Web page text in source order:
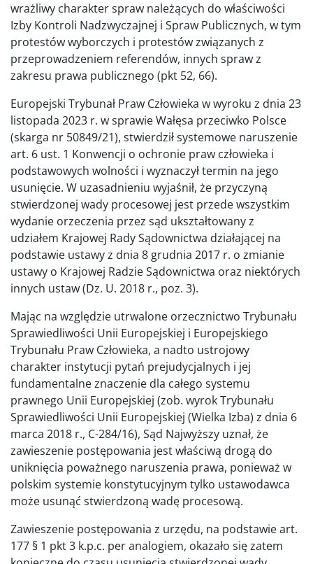
wrażliwy charakter spraw należących do właściwości
Izby Kontroli Nadzwyczajnej i Spraw Publicznych, w tym
protestów wyborczych i protestów związanych z
przeprowadzeniem referendów, innych spraw z
zakresu prawa publicznego (pkt 52, 66).
Europejski Trybunał Praw Człowieka w wyroku z dnia 23
listopada 2023 r. w sprawie Wałęsa przeciwko Polsce
(skarga nr 50849/21), stwierdził systemowe naruszenie
art. 6 ust. 1 Konwencji o ochronie praw człowieka i
podstawowych wolności i wyznaczył termin na jego
usunięcie. W uzasadnieniu wyjaśnił, że przyczyną
stwierdzonej wady procesowej jest przede wszystkim
wydanie orzeczenia przez sąd ukształtowany z
udziałem Krajowej Rady Sądownictwa działającej na
podstawie ustawy z dnia 8 grudnia 2017 r. o zmianie
ustawy o Krajowej Radzie Sądownictwa oraz niektórych
innych ustaw (Dz. U. 2018 r., poz. 3).
Mając na względzie utrwalone orzecznictwo Trybunału
Sprawiedliwości Unii Europejskiej i Europejskiego
Trybunału Praw Człowieka, a nadto ustrojowy
charakter instytucji pytań prejudycjalnych i jej
fundamentalne znaczenie dla całego systemu
prawnego Unii Europejskiej (zob. wyrok Trybunału
Sprawiedliwości Unii Europejskiej (Wielka Izba) z dnia 6
marca 2018 r., C-284/16), Sąd Najwyższy uznał, że
zawieszenie postępowania jest właściwą drogą do
uniknięcia poważnego naruszenia prawa, ponieważ w
polskim systemie konstytucyjnym tylko ustawodawca
może usunąć stwierdzoną wadę procesową.
Zawieszenie postępowania z urzędu, na podstawie art.
177 § 1 pkt 3 k.p.c. per analogiem, okazało się zatem